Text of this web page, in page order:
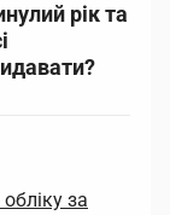
рік та
за